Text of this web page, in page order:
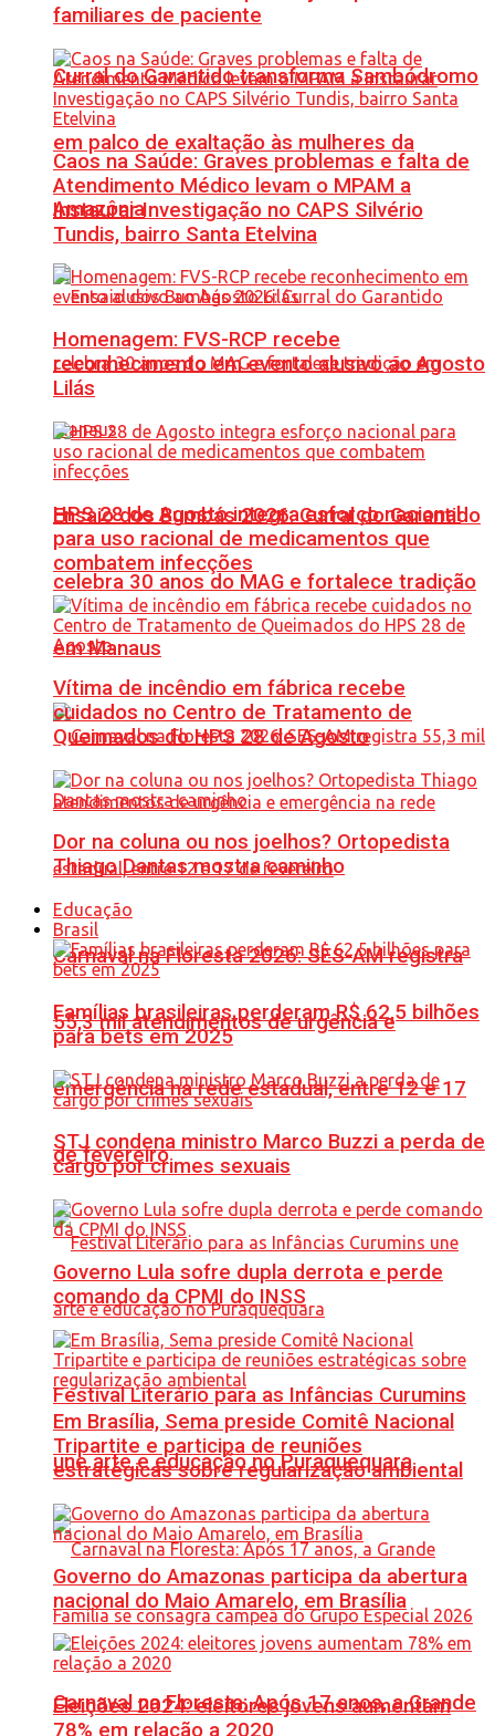
Curral do Garantido transforma Sambódromo
em palco de exaltação às mulheres da
Amazônia
Ensaio dos Bumbás 2026: Curral do Garantido
celebra 30 anos do MAG e fortalece tradição
em Manaus
Carnaval na Floresta 2026: SES-AM registra
55,3 mil atendimentos de urgência e
emergência na rede estadual, entre 12 e 17
de fevereiro
Festival Literário para as Infâncias Curumins
une arte e educação no Puraquequara
Carnaval na Floresta: Após 17 anos, a Grande
familiares de paciente
Caos na Saúde: Graves problemas e falta de
Atendimento Médico levam o MPAM a
Instaurar Investigação no CAPS Silvério
Tundis, bairro Santa Etelvina
Homenagem: FVS-RCP recebe
reconhecimento em evento alusivo ao Agosto
Lilás
HPS 28 de Agosto integra esforço nacional
para uso racional de medicamentos que
combatem infecções
Vítima de incêndio em fábrica recebe
cuidados no Centro de Tratamento de
Queimados do HPS 28 de Agosto
Dor na coluna ou nos joelhos? Ortopedista
Thiago Dantas mostra caminho
Educação
Brasil
Famílias brasileiras perderam R$ 62,5 bilhões
para bets em 2025
STJ condena ministro Marco Buzzi a perda de
cargo por crimes sexuais
Governo Lula sofre dupla derrota e perde
comando da CPMI do INSS
Em Brasília, Sema preside Comitê Nacional
Tripartite e participa de reuniões
estratégicas sobre regularização ambiental
Governo do Amazonas participa da abertura
nacional do Maio Amarelo, em Brasília
Eleições 2024: eleitores jovens aumentam
78% em relação a 2020